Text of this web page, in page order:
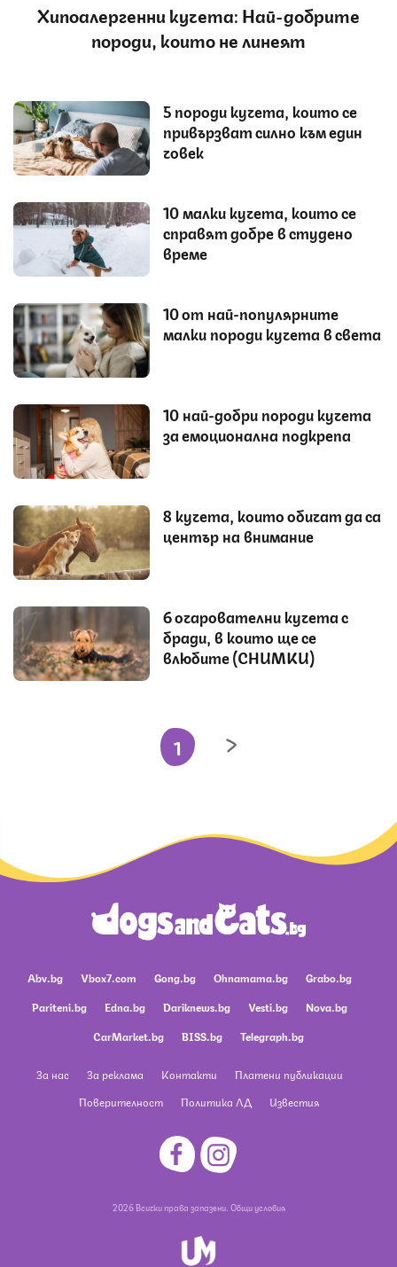
Хипоалергенни кучета: Най-добрите
породи, които не линеят
5 породи кучета, които се
привързват силно към един
човек
10 малки кучета, които се
справят добре в студено
време
10 от най-популярните
малки породи кучета в света
10 най-добри породи кучета
за емоционална подкрепа
8 кучета, които обичат да са
център на внимание
6 очарователни кучета с
бради, в които ще се
влюбите (СНИМКИ)
1
Abv.bg Vbox7.com Gong.bg Ohnamama.bg
Grabo.bg
Pariteni.bg
Edna.bg Dariknews.bg Vesti.bg
Nova.bg
CarMarket.bg
BISS.bg Telegraph.bg
За нас За реклама Контакти
Платени публикации
Поверителност
Политика ЛД Известия
2026 Всички права запазени. Общи условия